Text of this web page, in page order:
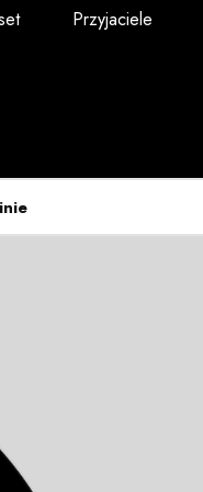
Przyjaciele